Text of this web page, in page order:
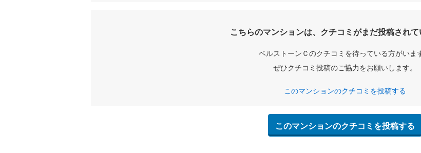
こちらのマンションは、クチコミがまだ投稿されて
ベルストーンＣのクチコミを待っている方がいま
ぜひクチコミ投稿のご協力をお願いします。
このマンションのクチコミを投稿する
このマンションのクチコミを投稿する